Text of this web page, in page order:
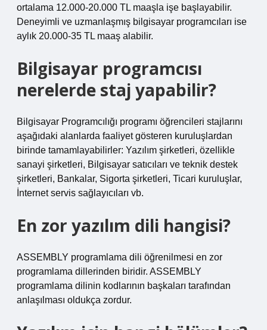
ortalama 12.000-20.000 TL maaşla işe başlayabilir.
Deneyimli ve uzmanlaşmış bilgisayar programcıları ise
aylık 20.000-35 TL maaş alabilir.
Bilgisayar programcısı
nerelerde staj yapabilir?
Bilgisayar Programcılığı programı öğrencileri stajlarını
aşağıdaki alanlarda faaliyet gösteren kuruluşlardan
birinde tamamlayabilirler: Yazılım şirketleri, özellikle
sanayi şirketleri, Bilgisayar satıcıları ve teknik destek
şirketleri, Bankalar, Sigorta şirketleri, Ticari kuruluşlar,
İnternet servis sağlayıcıları vb.
En zor yazılım dili hangisi?
ASSEMBLY programlama dili öğrenilmesi en zor
programlama dillerinden biridir. ASSEMBLY
programlama dilinin kodlarının başkaları tarafından
anlaşılması oldukça zordur.